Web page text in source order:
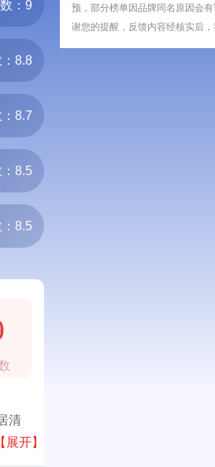
：9
8.8
8.7
8.5
8.5
清
【展开】
预，部分榜单因品牌同名原因会
谢您的提醒，反馈内容经核实后，